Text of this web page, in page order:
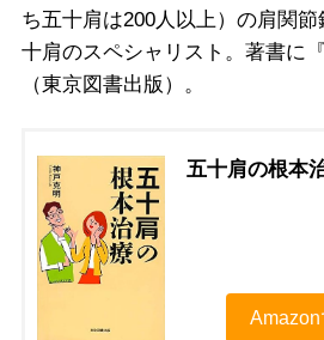
ち五十肩は200人以上）の肩関
十肩のスペシャリスト。著書に
（東京図書出版）。
五十肩の根本